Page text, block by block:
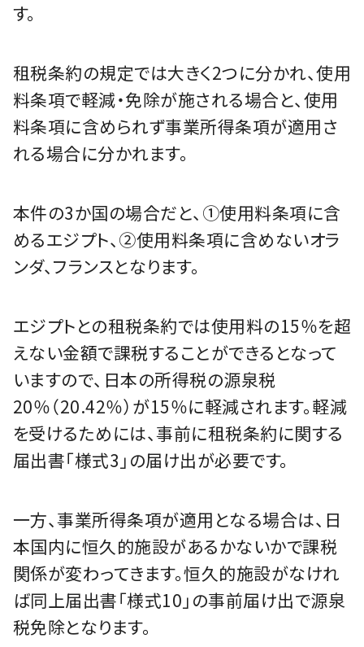
す。
租税条約の規定では大きく2つに分かれ、使用
料条項で軽減・免除が施される場合と、使用
料条項に含められず事業所得条項が適用さ
れる場合に分かれます。
本件の3か国の場合だと、①使用料条項に含
めるエジプト、②使用料条項に含めないオラ
ンダ、フランスとなります。
エジプトとの租税条約では使用料の15％を超
えない金額で課税することができるとなって
いますので、日本の所得税の源泉税
20％（20.42％）が15％に軽減されます。軽減
を受けるためには、事前に租税条約に関する
届出書「様式3」の届け出が必要です。
一方、事業所得条項が適用となる場合は、日
本国内に恒久的施設があるかないかで課税
関係が変わってきます。恒久的施設がなけれ
ば同上届出書「様式10」の事前届け出で源泉
税免除となります。